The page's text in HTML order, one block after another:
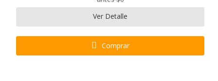
Ver Detalle
Comprar